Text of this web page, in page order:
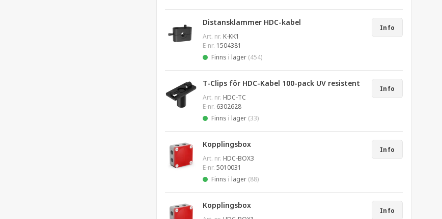
Distansklammer HDC-kabel
Art. nr. K-KK1
E-nr. 1504381
Finns i lager (454)
Info
T-Clips för HDC-Kabel 100-pack UV resistent
Art. nr. HDC-TC
E-nr. 6302628
Finns i lager (33)
Info
Kopplingsbox
Art. nr. HDC-BOX3
E-nr. 5010031
Finns i lager (88)
Info
Kopplingsbox
Info